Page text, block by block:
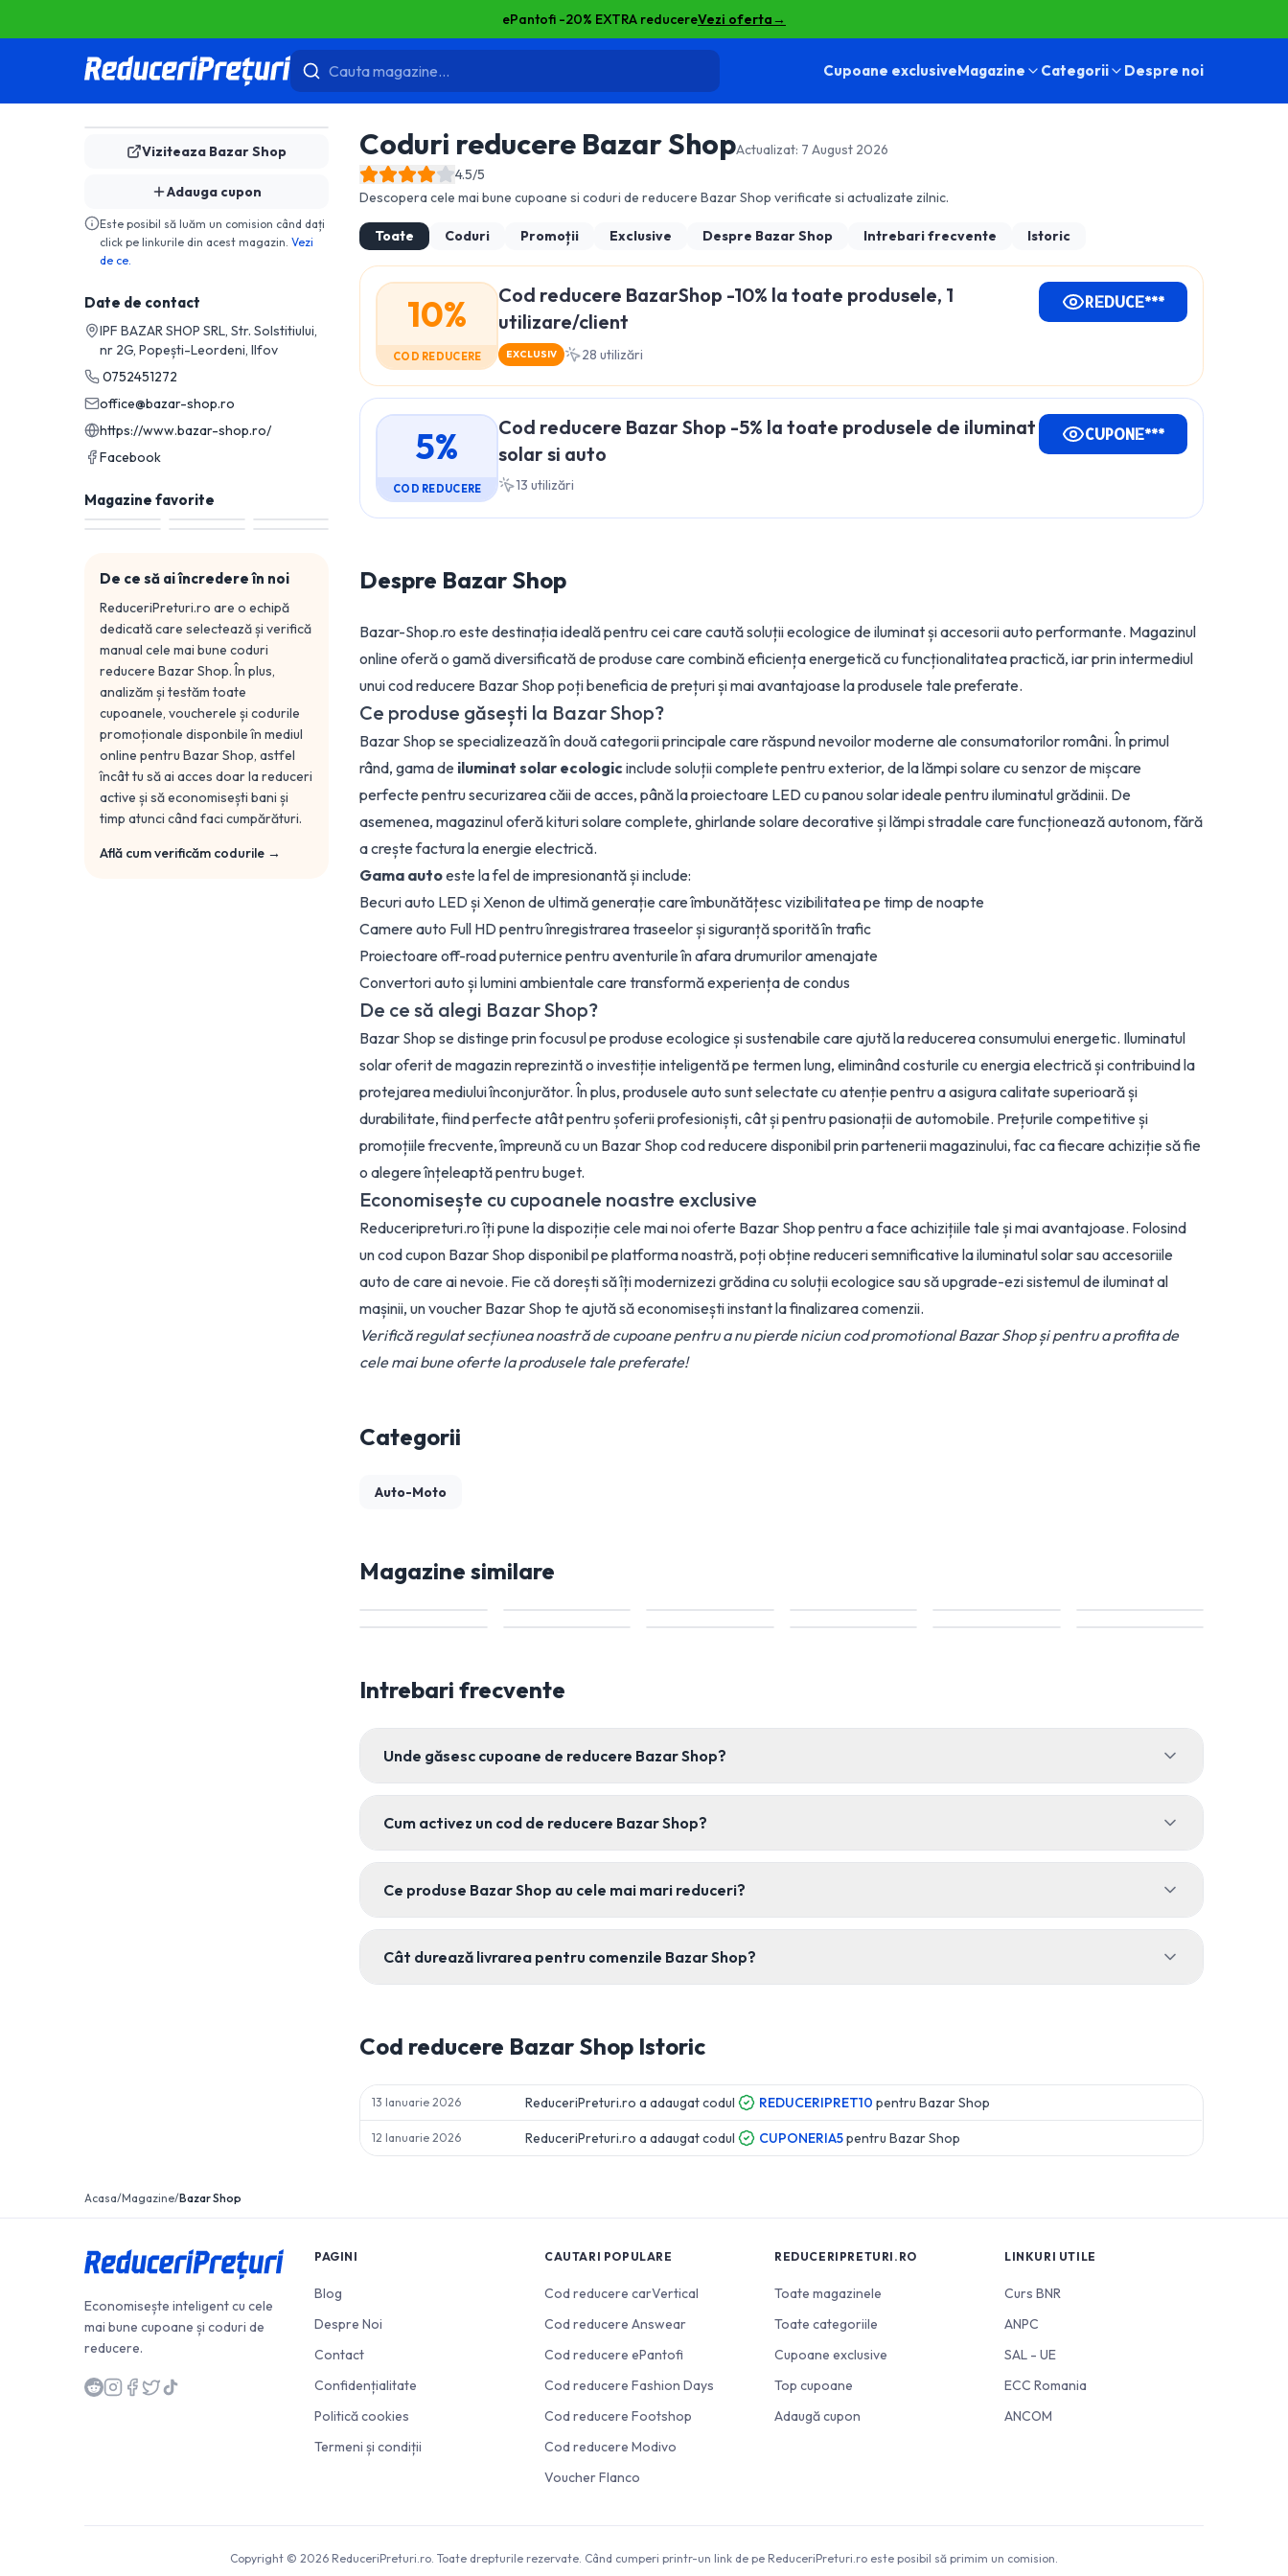
ePantofi -20% EXTRA reducereVezi oferta→
Cupoane exclusiveMagazine Categorii Despre noi
Viziteaza Bazar Shop
Adauga cupon
Este posibil să luăm un comision când dați
click pe linkurile din acest magazin. Vezi
de ce.
Date de contact
IPF BAZAR SHOP SRL, Str. Solstitiului,
nr 2G, Popești-Leordeni, Ilfov
0752451272
office@bazar-shop.ro
https://www.bazar-shop.ro/
Facebook
Magazine favorite
De ce să ai încredere în noi
ReduceriPreturi.ro are o echipă
dedicată care selectează și verifică
manual cele mai bune coduri
reducere Bazar Shop. În plus,
analizăm și testăm toate
cupoanele, voucherele și codurile
promoționale disponbile în mediul
online pentru Bazar Shop, astfel
încât tu să ai acces doar la reduceri
active și să economisești bani și
timp atunci când faci cumpărături.
Află cum verificăm codurile →
Coduri reducere Bazar ShopActualizat: 7 August 2026
4.5/5
Descopera cele mai bune cupoane si coduri de reducereBazar Shop verificate si actualizate zilnic.
Toate Coduri Promoții Exclusive Despre Bazar Shop Intrebari frecvente Istoric
10%
COD REDUCERE
Cod reducere BazarShop -10% la toate produsele, 1
utilizare/client
EXCLUSIV 28 utilizări
REDUCE***
5%
COD REDUCERE
Cod reducere Bazar Shop -5% la toate produsele de iluminat
solar si auto
13 utilizări
CUPONE***
Despre Bazar Shop
Bazar-Shop.ro este destinația ideală pentru cei care caută soluții ecologice de iluminat și accesorii auto performante. Magazinul
online oferă o gamă diversificată de produse care combină eficiența energetică cu funcționalitatea practică, iar prin intermediul
unui cod reducere Bazar Shop poți beneficia de prețuri și mai avantajoase la produsele tale preferate.
Ce produse găsești la Bazar Shop?
Bazar Shop se specializează în două categorii principale care răspund nevoilor moderne ale consumatorilor români. În primul
rând, gama de iluminat solar ecologicinclude soluții complete pentru exterior, de la lămpi solare cu senzor de mișcare
perfecte pentru securizarea căii de acces, până la proiectoare LED cu panou solar ideale pentru iluminatul grădinii. De
asemenea, magazinul oferă kituri solare complete, ghirlande solare decorative și lămpi stradale care funcționează autonom, fără
a crește factura la energie electrică.
Gama autoeste la fel de impresionantă și include:
Becuri auto LED și Xenon de ultimă generație care îmbunătățesc vizibilitatea pe timp de noapte
Camere auto Full HD pentru înregistrarea traseelor și siguranță sporită în trafic
Proiectoare off-road puternice pentru aventurile în afara drumurilor amenajate
Convertori auto și lumini ambientale care transformă experiența de condus
De ce să alegi Bazar Shop?
Bazar Shop se distinge prin focusul pe produse ecologice și sustenabile care ajută la reducerea consumului energetic. Iluminatul
solar oferit de magazin reprezintă o investiție inteligentă pe termen lung, eliminând costurile cu energia electrică și contribuind la
protejarea mediului înconjurător. În plus, produsele auto sunt selectate cu atenție pentru a asigura calitate superioară și
durabilitate, fiind perfecte atât pentru șoferii profesioniști, cât și pentru pasionații de automobile. Prețurile competitive și
promoțiile frecvente, împreună cu un Bazar Shop cod reducere disponibil prin partenerii magazinului, fac ca fiecare achiziție să fie
o alegere înțeleaptă pentru buget.
Economisește cu cupoanele noastre exclusive
Reduceripreturi.ro îți pune la dispoziție cele mai noi oferte Bazar Shop pentru a face achizițiile tale și mai avantajoase. Folosind
un cod cupon Bazar Shop disponibil pe platforma noastră, poți obține reduceri semnificative la iluminatul solar sau accesoriile
auto de care ai nevoie. Fie că dorești să îți modernizezi grădina cu soluții ecologice sau să upgrade-ezi sistemul de iluminat al
mașinii, un voucher Bazar Shop te ajută să economisești instant la finalizarea comenzii.
Verifică regulat secțiunea noastră de cupoane pentru a nu pierde niciun cod promotional Bazar Shop și pentru a profita de
cele mai bune oferte la produsele tale preferate!
Categorii
Auto-Moto
Magazine similare
Intrebari frecvente
Unde găsesc cupoane de reducere Bazar Shop?
Cum activez un cod de reducere Bazar Shop?
Ce produse Bazar Shop au cele mai mari reduceri?
Cât durează livrarea pentru comenzile Bazar Shop?
Cod reducere Bazar Shop Istoric
13 Ianuarie 2026 ReduceriPreturi.ro a adaugat codul REDUCERIPRET10 pentruBazar Shop
12 Ianuarie 2026 ReduceriPreturi.ro a adaugat codul CUPONERIA5pentruBazar Shop
Acasa/Magazine/Bazar Shop
Economisește inteligent cu cele
mai bune cupoane și coduri de
reducere.
PAGINI
Blog
Despre Noi
Contact
Confidențialitate
Politică cookies
Termeni și condiții
CAUTARI POPULARE
Cod reducere carVertical
Cod reducere Answear
Cod reducere ePantofi
Cod reducere Fashion Days
Cod reducere Footshop
Cod reducere Modivo
Voucher Flanco
REDUCERIPRETURI.RO
Toate magazinele
Toate categoriile
Cupoane exclusive
Top cupoane
Adaugă cupon
LINKURI UTILE
Curs BNR
ANPC
SAL - UE
ECC Romania
ANCOM
Copyright © 2026 ReduceriPreturi.ro. Toate drepturile rezervate. Când cumperi printr-un link de pe ReduceriPreturi.ro este posibil să primim un comision.